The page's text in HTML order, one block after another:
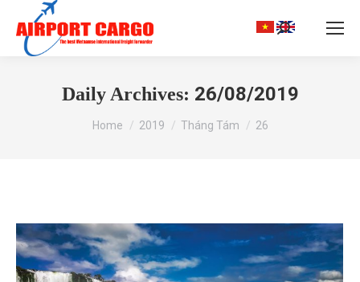
Search:
Daily Archives: 26/08/2019
You are here:
Home 2019 Tháng Tám 26